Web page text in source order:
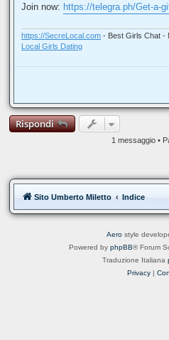
a
i
Join now: https://telegra.ph/Get-a-
https://SecreLocal.com - Best Girls Chat -
Local Girls Dating
Rispondi
1 messaggio •
Sito Umberto Miletto Indice
Aero style
Powered by phpBB® Forum
Traduzione Italiana
Privacy |